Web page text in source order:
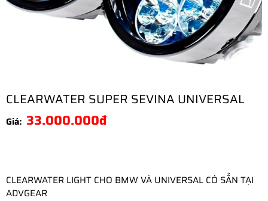
CLEARWATER SUPER SEVINA UNIVERSAL
Giá: 33.000.000đ
CLEARWATER LIGHT CHO BMW VÀ UNIVERSAL CÓ SẲN TẠI
ADVGEAR